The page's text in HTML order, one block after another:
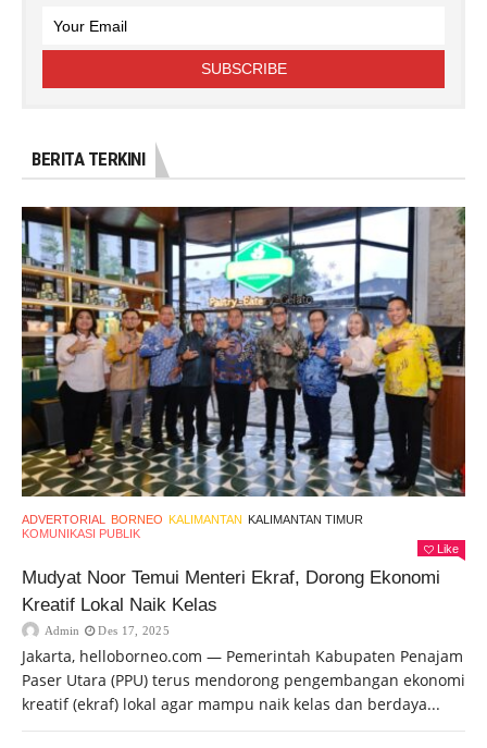
BERITA TERKINI
ADVERTORIAL BORNEO KALIMANTAN KALIMANTAN TIMUR
KOMUNIKASI PUBLIK
Like
Mudyat Noor Temui Menteri Ekraf, Dorong Ekonomi
Kreatif Lokal Naik Kelas
Admin Des 17, 2025
Jakarta, helloborneo.com — Pemerintah Kabupaten Penajam
Paser Utara (PPU) terus mendorong pengembangan ekonomi
kreatif (ekraf) lokal agar mampu naik kelas dan berdaya...